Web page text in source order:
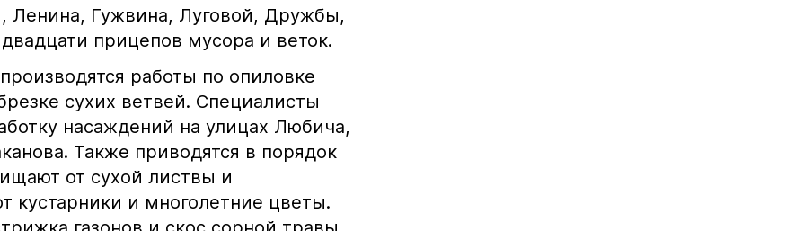
Ленина, Гужвина, Луговой, Дружбы,
прицепов мусора и веток.
работы по опиловке
сухих ветвей. Специалисты
насаждений на улицах Любича,
Также приводятся в порядок
от сухой листвы и
кустарники и многолетние цветы.